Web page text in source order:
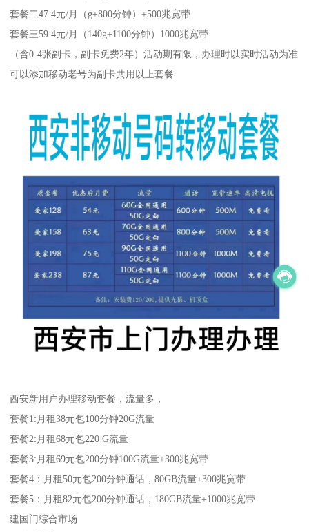
套餐二47.4元/月（g+800分钟）+500兆宽带
套餐三59.4元/月（140g+1100分钟）1000兆宽带
（含0-4张副卡，副卡免费2年）活动期有限，办理时以实时活动为准
可以添加移动老号为副卡共用以上套餐
西安新用户办理移动套餐，流量多，
套餐1:月租38元包100分钟20G流量
套餐2:月租68元包220 G流量
套餐3:月租69元包200分钟100G流量+300兆宽带
套餐4：月租50元包200分钟通话，80GB流量+300兆宽带
套餐5：月租82元包200分钟通话，180GB流量+1000兆宽带
建国门综合市场